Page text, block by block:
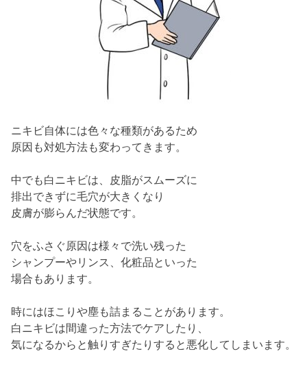
ニキビ自体には色々な種類があるため
原因も対処方法も変わってきます。
中でも白ニキビは、皮脂がスムーズに
排出できずに毛穴が大きくなり
皮膚が膨らんだ状態です。
穴をふさぐ原因は様々で洗い残った
シャンプーやリンス、化粧品といった
場合もあります。
時にはほこりや塵も詰まることがあります。
白ニキビは間違った方法でケアしたり、
気になるからと触りすぎたりすると悪化してしまいます。